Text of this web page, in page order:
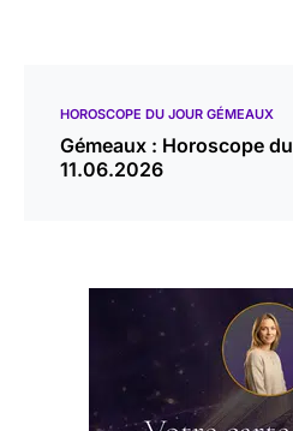
HOROSCOPE DU JOUR GÉMEAUX
Gémeaux : Horoscope du
11.06.2026